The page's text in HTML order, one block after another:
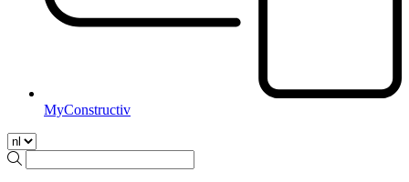
MyConstructiv